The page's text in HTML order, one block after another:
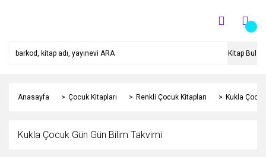
Kitap Bul
Anasayfa Çocuk Kitapları Renkli Çocuk Kitapları Kukla
Kukla Çocuk Gün Gün Bilim Takvimi